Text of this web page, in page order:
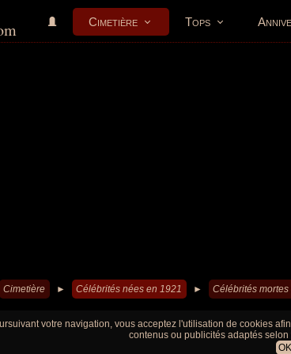
Cimetière Tops
Cimetière ► Célébrités nées en 1921 ► Célébrités
votre navigation, vous acceptez l'utilisation de cookies
contenus ou publicités adaptés
OK